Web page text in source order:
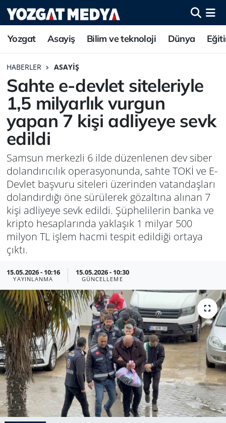
Yozgat Asayiş Bilim ve teknoloji Dünya
HABERLER ASAYIŞ
Sahte e-devlet siteleriyle
1,5 milyarlık vurgun
yapan 7 kişi adliyeye sevk
edildi
Samsun merkezli 6 ilde düzenlenen dev siber
dolandırıcılık operasyonunda, sahte TOKİ ve E-
Devlet başvuru siteleri üzerinden vatandaşları
dolandırdığı öne sürülerek gözaltına alınan 7
kişi adliyeye sevk edildi. Şüphelilerin banka ve
kripto hesaplarında yaklaşık 1 milyar 500
milyon TL işlem hacmi tespit edildiği ortaya
çıktı.
15.05.2026 - 10:16
YAYINLANMA
15.05.2026 - 10:30
GÜNCELLEME